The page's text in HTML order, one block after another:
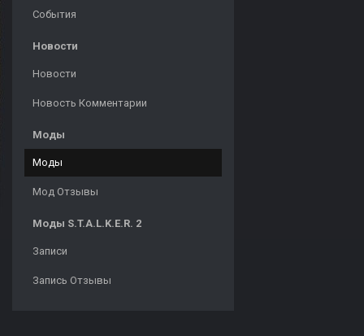
События
Новости
Новости
Новость Комментарии
Моды
Моды
Мод Отзывы
Моды S.T.A.L.K.E.R. 2
Записи
Запись Отзывы